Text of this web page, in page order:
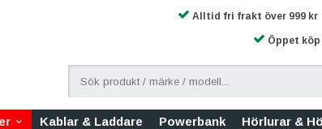
Alltid fri frakt över 999 kr
Öppet
Kablar & Laddare Powerbank Hörlurar &